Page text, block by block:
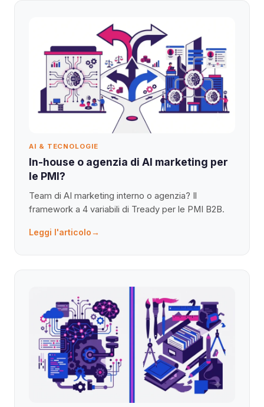
AI & TECNOLOGIE
In-house o agenzia di AI marketing per
le PMI?
Team di AI marketing interno o agenzia? Il
framework a 4 variabili di Tready per le PMI B2B.
Leggi l'articolo→